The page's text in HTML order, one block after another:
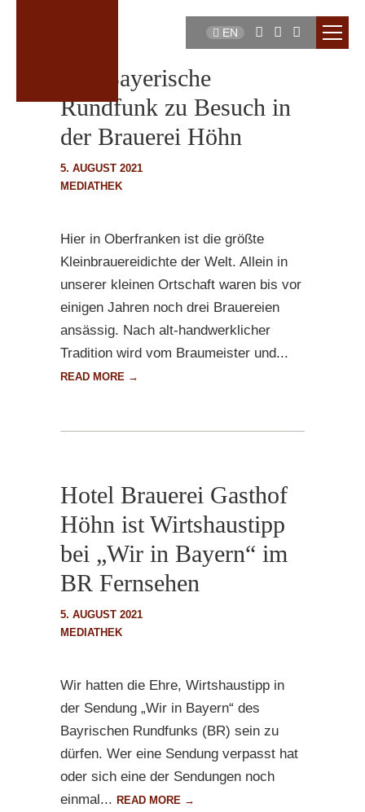
EN
Der Bayerische
Rundfunk zu Besuch in
der Brauerei Höhn
5. AUGUST 2021
MEDIATHEK
Hier in Oberfranken ist die größte
Kleinbrauereidichte der Welt. Allein in
unserer kleinen Ortschaft waren bis vor
einigen Jahren noch drei Brauereien
ansässig. Nach alt-handwerklicher
Tradition wird vom Braumeister und...
READ MORE →
Hotel Brauerei Gasthof
Höhn ist Wirtshaustipp
bei „Wir in Bayern“ im
BR Fernsehen
5. AUGUST 2021
MEDIATHEK
Wir hatten die Ehre, Wirtshaustipp in
der Sendung „Wir in Bayern“ des
Bayrischen Rundfunks (BR) sein zu
dürfen. Wer eine Sendung verpasst hat
oder sich eine der Sendungen noch
einmal... READ MORE →